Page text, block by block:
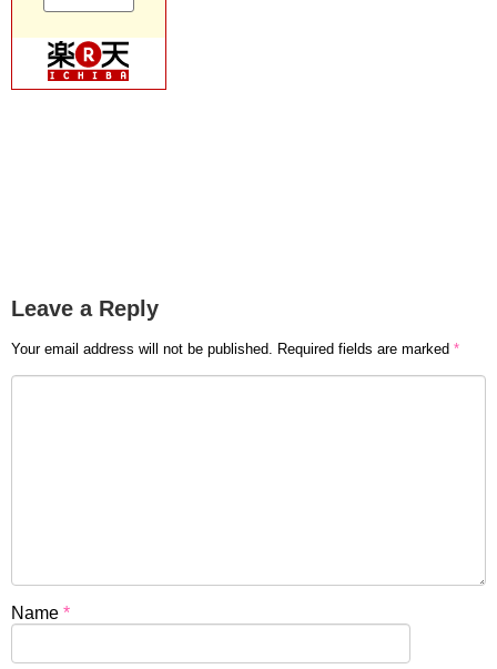
Leave a Reply
Your email address will not be published. Required fields are marked *
Name *